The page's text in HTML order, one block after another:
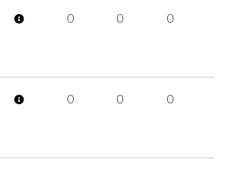
0 0 0
0 0 0